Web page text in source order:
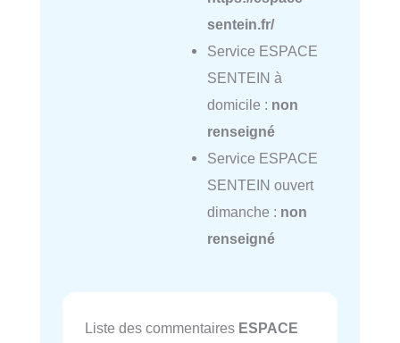
sentein.fr/
Service ESPACE
SENTEIN à
domicile : non
renseigné
Service ESPACE
SENTEIN ouvert
dimanche : non
renseigné
Liste des commentaires ESPACE